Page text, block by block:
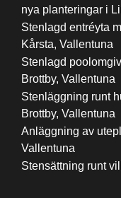
nya planteringar i
Stenlagd entréyta
Kårsta, Vallentuna
Stenlagd
Brottby, Vallentuna
Stenläggning runt
Brottby, Vallentuna
Anläggning av
Vallentuna
Stensättning runt